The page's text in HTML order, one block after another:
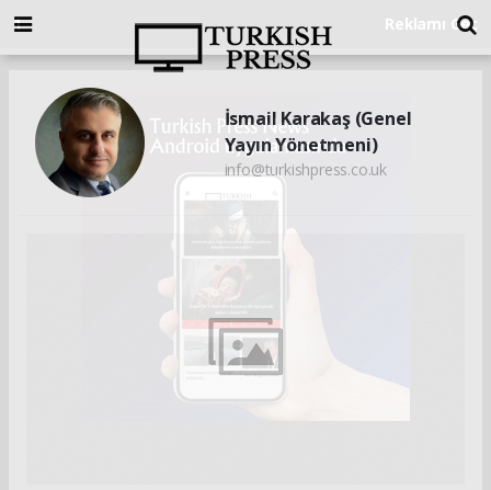
İsmail Karakaş (Genel
Yayın Yönetmeni)
info@turkishpress.co.uk